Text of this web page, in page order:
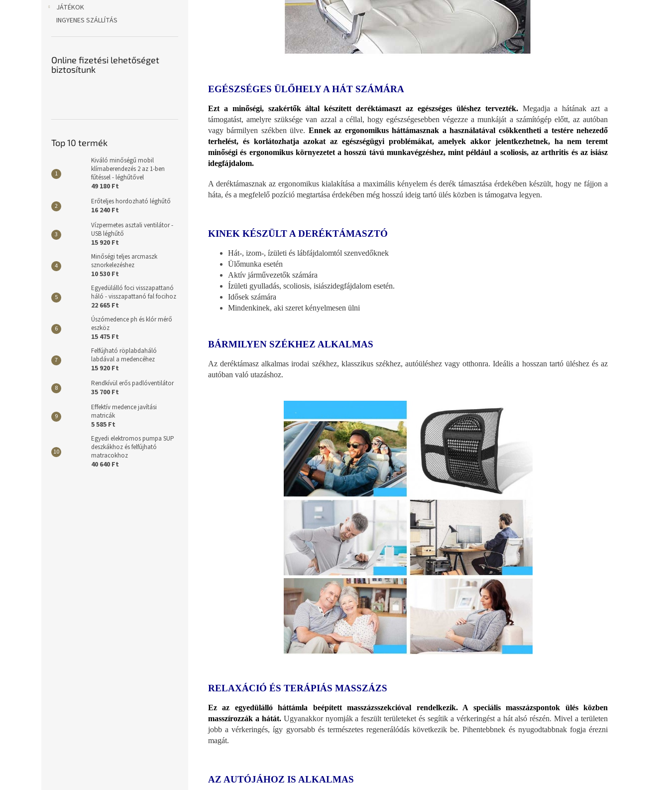
JÁTÉKOK
INGYENES SZÁLLÍTÁS
Online fizetési lehetőséget
biztosítunk
Top 10 termék
Kiváló minőségű mobil
klímaberendezés 2 az 1-ben
fűtéssel - léghűtővel
49 180 Ft
Erőteljes hordozható léghűtő
16 240 Ft
Vízpermetes asztali ventilátor -
USB léghűtő
15 920 Ft
Minőségi teljes arcmaszk
sznorkelezéshez
10 530 Ft
Egyedülálló foci visszapattanó
háló - visszapattanó fal focihoz
22 665 Ft
Úszómedence ph és klór mérő
eszköz
15 475 Ft
Felfújható röplabdaháló
labdával a medencéhez
15 920 Ft
Rendkívül erős padlóventilátor
35 700 Ft
Effektív medence javítási
matricák
5 585 Ft
Egyedi elektromos pumpa SUP
deszkákhoz és felfújható
matracokhoz
40 640 Ft
EGÉSZSÉGES ÜLŐHELY A HÁT SZÁMÁRA
Ezt a minőségi, szakértők által készített deréktámaszt az egészséges üléshez tervezték. Megadja a hátának azt a
támogatást, amelyre szüksége van azzal a céllal, hogy egészségesebben végezze a munkáját a számítógép előtt, az autóban
vagy bármilyen székben ülve. Ennek az ergonomikus háttámasznak a használatával csökkentheti a testére nehezedő
terhelést, és korlátozhatja azokat az egészségügyi problémákat, amelyek akkor jelentkezhetnek, ha nem teremt
minőségi és ergonomikus környezetet a hosszú távú munkavégzéshez, mint például a scoliosis, az arthritis és az isiász
idegfájdalom.
A deréktámasznak az ergonomikus kialakítása a maximális kényelem és derék támasztása érdekében készült, hogy ne fájjon a
háta, és a megfelelő pozíció megtartása érdekében még hosszú ideig tartó ülés közben is támogatva legyen.
KINEK KÉSZÜLT A DERÉKTÁMASZTÓ
Hát-, izom-, ízületi és lábfájdalomtól szenvedőknek
Ülőmunka esetén
Aktív járművezetők számára
Ízületi gyulladás, scoliosis, isiászidegfájdalom esetén.
Idősek számára
Mindenkinek, aki szeret kényelmesen ülni
BÁRMILYEN SZÉKHEZ ALKALMAS
Az deréktámasz alkalmas irodai székhez, klasszikus székhez, autóüléshez vagy otthonra. Ideális a hosszan tartó üléshez és az
autóban való utazáshoz.
RELAXÁCIÓ ÉS TERÁPIÁS MASSZÁZS
Ez az egyedülálló háttámla beépített masszázsszekcióval rendelkezik. A speciális masszázspontok ülés közben
masszírozzák a hátát.Ugyanakkor nyomják a feszült területeket és segítik a vérkeringést a hát alsó részén. Mivel a területen
jobb a vérkeringés, így gyorsabb és természetes regenerálódás következik be. Pihentebbnek és nyugodtabbnak fogja érezni
magát.
AZ AUTÓJÁHOZ IS ALKALMAS